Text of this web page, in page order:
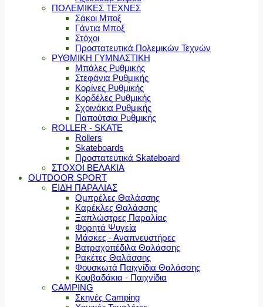
ΠΟΛΕΜΙΚΕΣ ΤΕΧΝΕΣ
Σάκοι Μποξ
Γάντια Μποξ
Στόχοι
Προστατευτικά Πολεμικών Τεχνών
ΡΥΘΜΙΚΗ ΓΥΜΝΑΣΤΙΚΗ
Μπάλες Ρυθμικής
Στεφάνια Ρυθμικής
Κορίνες Ρυθμικής
Κορδέλες Ρυθμικής
Σχοινάκια Ρυθμικής
Παπούτσια Ρυθμικής
ROLLER - SKATE
Rollers
Skateboards
Προστατευτικά Skateboard
ΣΤΟΧΟΙ ΒΕΛΑΚΙΑ
OUTDOOR SPORT
ΕΙΔΗ ΠΑΡΑΛΙΑΣ
Ομπρέλες Θαλάσσης
Καρέκλες Θαλάσσης
Ξαπλώστρες Παραλίας
Φορητά Ψυγεία
Μάσκες - Αναπνευστήρες
Βατραχοπέδιλα Θαλάσσης
Ρακέτες Θαλάσσης
Φουσκωτά Παιχνίδια Θαλάσσης
Κουβαδάκια - Παιχνίδια
CAMPING
Σκηνές Camping